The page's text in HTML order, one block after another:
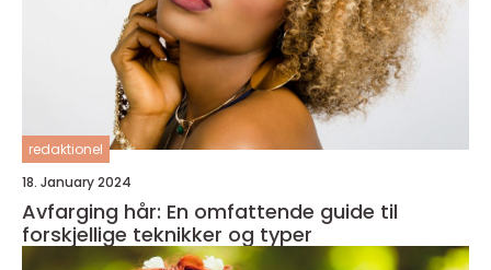
redaktionel
18. January 2024
Avfarging hår: En omfattende guide til
forskjellige teknikker og typer